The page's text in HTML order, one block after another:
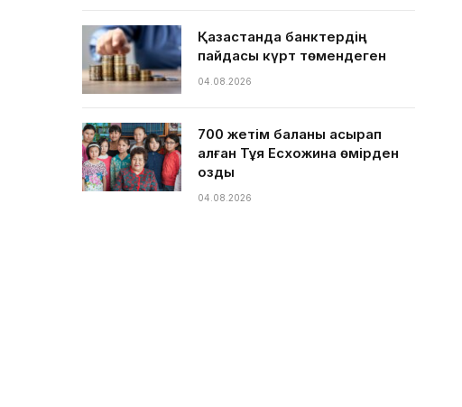
Қазақстанда банктердің
пайдасы күрт төмендеген
04.08.2026
700 жетім баланы асырап
алған Тұяқ Есхожина өмірден
озды
04.08.2026